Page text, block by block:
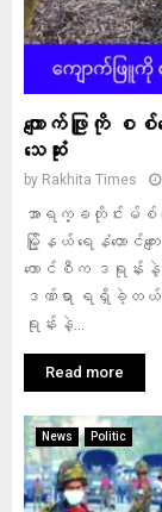
ကျောက်ဖြူကို စ
သေဆုံး
by Rakhita Times
အာရက္ခတိုင်းမ်စ်
မြို့နယ် ရေနံတော
ကောင်စီက ဒရုန်းနဲ့
ဒဏ်ရာ ရရှိခဲ့တယ်
ရုန်းနဲ့...
Read more
News Politic